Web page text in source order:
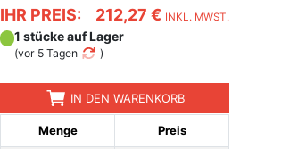
IHR PREIS: 212,27 € INKL. MWST.
1 stücke auf Lager
(vor 5 Tagen )
IN DEN WARENKORB
Menge Preis